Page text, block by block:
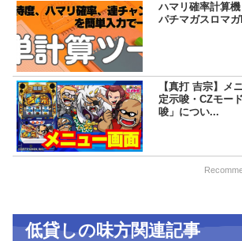
ハマリ確率計算
パチマガスロマ
【真打 吉宗】メ
定示唆・CZモー
唆」につい...
低貸しの味方関連記事